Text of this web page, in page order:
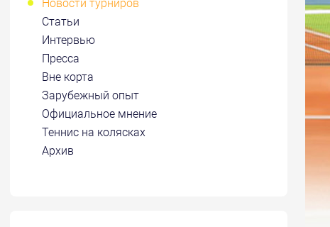
Новости турниров
Статьи
Интервью
Пресса
Вне корта
Зарубежный опыт
Официальное мнение
Теннис на колясках
Архив